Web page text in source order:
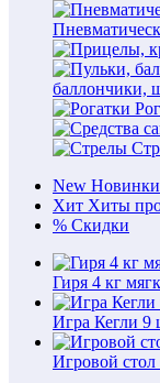
баллончики,
New Новинки
Хит Хиты
% Скидки
Гиря 4 кг
Игра Кегли 9
Игровой